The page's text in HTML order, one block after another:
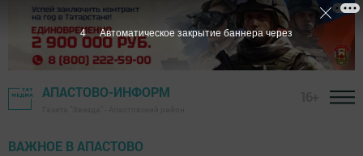
АПАСТОВО-ИНФОРМ
ВАЖНОЕ В АПАСТОВО
3 Автоматическое закрытие баннера через